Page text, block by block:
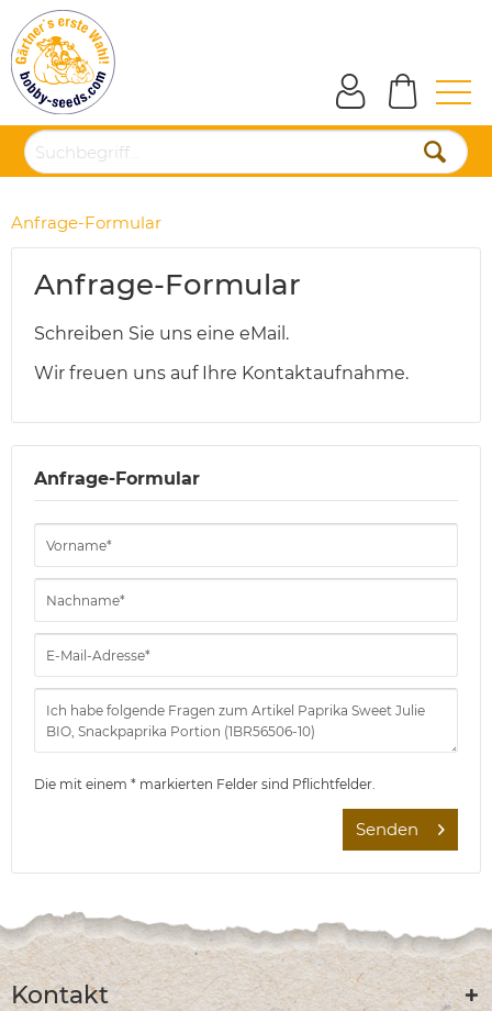
Anfrage-Formular
Anfrage-Formular
Schreiben Sie uns eine eMail.
Wir freuen uns auf Ihre Kontaktaufnahme.
Anfrage-Formular
Die mit einem * markierten Felder sind Pflichtfelder.
Senden
Kontakt